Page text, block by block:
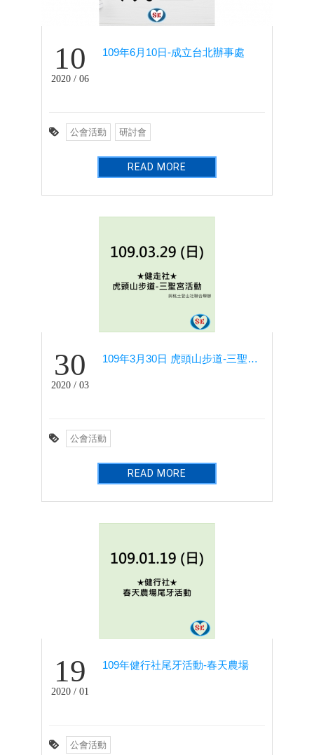
10
2020 / 06
109年6月10日-成立台北辦事處
公會活動 研討會
READ MORE
30
2020 / 03
109年3月30日 虎頭山步道-三聖宮活動
公會活動
READ MORE
19
2020 / 01
109年健行社尾牙活動-春天農場
公會活動